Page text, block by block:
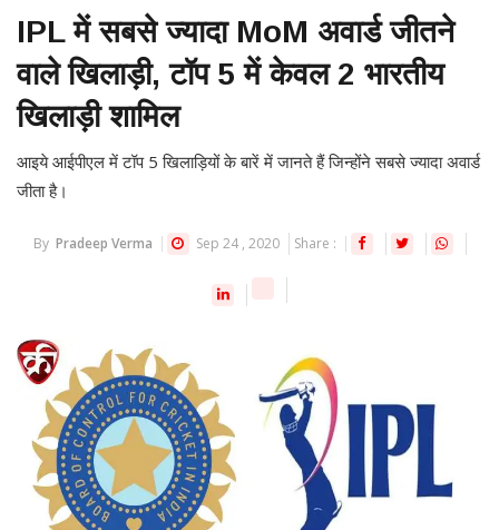
IPL में सबसे ज्यादा MoM अवार्ड जीतने
वाले खिलाड़ी, टॉप 5 में केवल 2 भारतीय
खिलाड़ी शामिल
आइये आईपीएल में टॉप 5 खिलाड़ियों के बारें में जानते हैं जिन्होंने सबसे ज्यादा अवार्ड
जीता है।
By Pradeep Verma Sep 24 , 2020 Share :